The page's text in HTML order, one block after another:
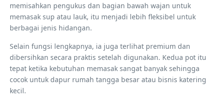
memisahkan pengukus dan bagian bawah wajan untuk
memasak sup atau lauk, itu menjadi lebih fleksibel untuk
berbagai jenis hidangan.
Selain fungsi lengkapnya, ia juga terlihat premium dan
dibersihkan secara praktis setelah digunakan. Kedua pot itu
tepat ketika kebutuhan memasak sangat banyak sehingga
cocok untuk dapur rumah tangga besar atau bisnis katering
kecil.